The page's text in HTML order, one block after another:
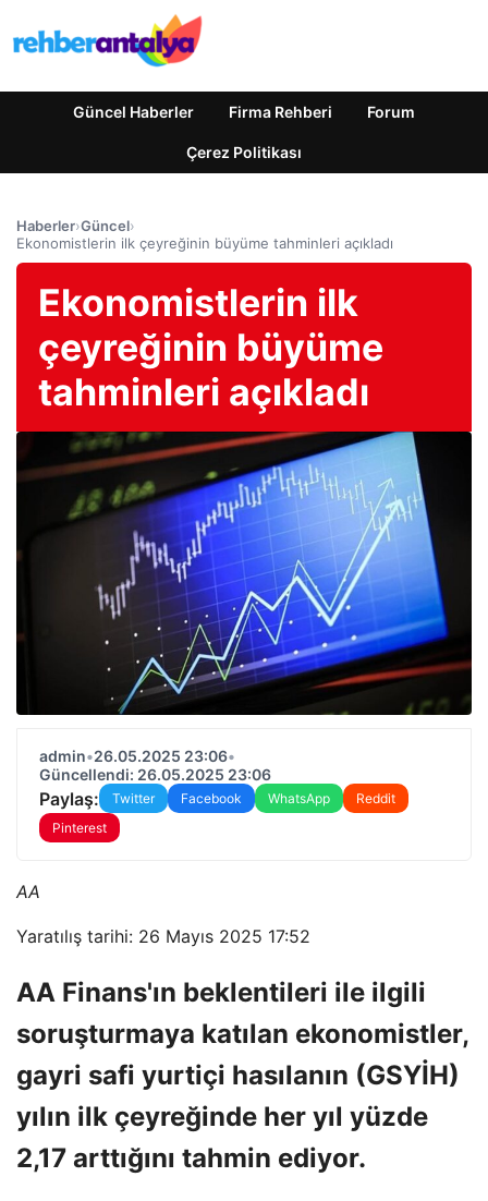
Güncel Haberler Firma Rehberi Forum
Çerez Politikası
Haberler›Güncel›
Ekonomistlerin ilk çeyreğinin büyüme tahminleri açıkladı
Ekonomistlerin ilk
çeyreğinin büyüme
tahminleri açıkladı
admin•26.05.2025 23:06•
Güncellendi: 26.05.2025 23:06
Paylaş: Twitter Facebook WhatsApp
Reddit
Pinterest
AA
Yaratılış tarihi: 26 Mayıs 2025 17:52
AA Finans'ın beklentileri ile ilgili
soruşturmaya katılan ekonomistler,
gayri safi yurtiçi hasılanın (GSYİH)
yılın ilk çeyreğinde her yıl yüzde
2,17 arttığını tahmin ediyor.